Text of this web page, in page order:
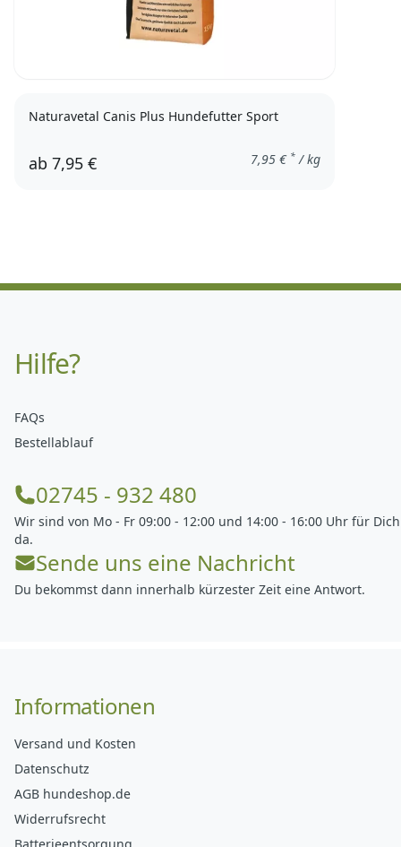
Naturavetal Canis Plus Hundefutter Sport
ab 7,95 € 7,95 € * / kg
Hilfe?
FAQs
Bestellablauf
02745 - 932 480
Wir sind von Mo - Fr 09:00 - 12:00 und 14:00 - 16:00 Uhr für Dich
da.
Sende uns eine Nachricht
Du bekommst dann innerhalb kürzester Zeit eine Antwort.
Informationen
Versand und Kosten
Datenschutz
AGB hundeshop.de
Widerrufsrecht